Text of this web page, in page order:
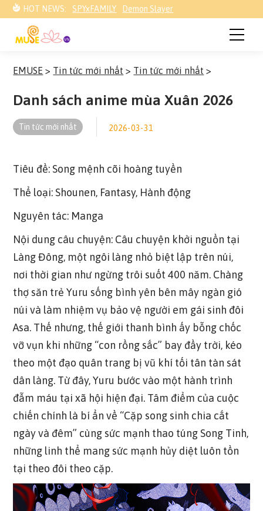
HOT NEWS: SPYxFAMILY Demon Slayer
EMUSE > Tin tức mới nhất > Tin tức mới nhất >
Danh sách anime mùa Xuân 2026
Tin tức mới nhất 2026-03-31
Tiêu đề: Song mệnh cõi hoàng tuyền
Thể loại: Shounen, Fantasy, Hành động
Nguyên tác: Manga
Nội dung câu chuyện: Câu chuyện khởi nguồn tại
Làng Đông, một ngôi làng nhỏ biệt lập trên núi,
nơi thời gian như ngừng trôi suốt 400 năm. Chàng
thợ săn trẻ Yuru sống bình yên bên mây ngàn gió
núi và làm nhiệm vụ bảo vệ người em gái sinh đôi
Asa. Thế nhưng, thế giới thanh bình ấy bỗng chốc
vỡ vụn khi những “con rồng sắc” bay đầy trời, kéo
theo một đạo quân trang bị vũ khí tối tân tàn sát
dân làng. Từ đây, Yuru bước vào một hành trình
đẫm máu tại xã hội hiện đại. Tâm điểm của cuộc
chiến chính là bí ẩn về “Cặp song sinh chia cắt
ngày và đêm” cùng sức mạnh thao túng Song Tinh,
những linh thể mang sức mạnh hủy diệt luôn tồn
tại theo đôi theo cặp.